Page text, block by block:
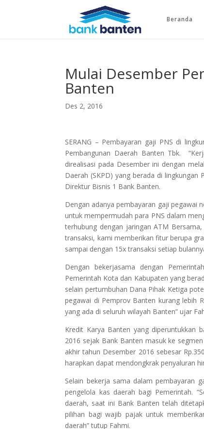
Beranda
Mulai Desember
Banten
Des 2, 2016
SERANG – Pembayaran gaji PNS di
Pembangunan Daerah Banten Tbk.
direalisasi pada Desember ini dengan
Daerah (SKPD) yang berada di
Direktur Bisnis 1 Bank Banten.
Dengan adanya pembayaran gaji pegawai
untuk mempermudah para PNS dalam
terhubung dengan jaringan ATM
transaksi, kami memberikan fitur berupa
sampai dengan 15x transaksi setiap
Dengan bekerjasama dengan
Pemerintah Kota dan Kabupaten yang
selain pertumbuhan Dana Pihak Ketiga
pegawai di Pemprov Banten kurang lebih
yang ada di seluruh wilayah Banten” ujar
Kredit Karya Banten yang diperuntukkan
2016 sejak Bank Banten masuk ke
akhir tahun Desember 2016 sebesar
harapkan dapat mendongkrak penyaluran
Selain bekerja sama dalam pembayaran
pengelola kas daerah bagi Pemerintah.
daerah, saat ini Bank Banten telah
pilihan bagi wajib pajak untuk
daerah” tutup Fahmi.